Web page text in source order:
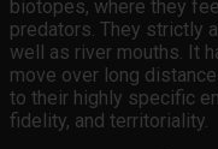
biotopes, where they
predators. They strictly
well as river mouths. It
move over long
to their highly specific
fidelity, and territoriality.